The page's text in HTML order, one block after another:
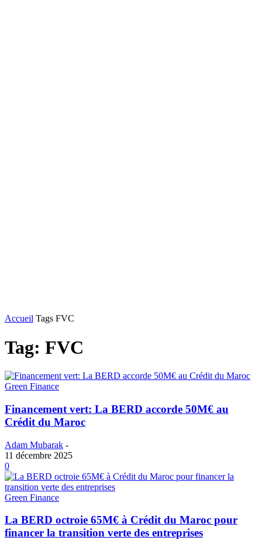
Accueil Tags FVC
Tag: FVC
Green Finance
Financement vert: La BERD accorde 50M€ au
Crédit du Maroc
Adam Mubarak -
11 décembre 2025
0
Green Finance
La BERD octroie 65M€ à Crédit du Maroc pour
financer la transition verte des entreprises